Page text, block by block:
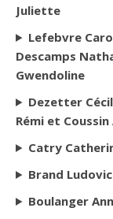
Juliette
Lefebvre
Descamps
Gwendoline
Dezetter
Rémi et
Catry
Brand Ludovic
Boulanger